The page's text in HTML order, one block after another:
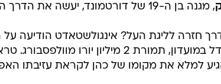
, מגנה בן ה-19 של דורטמונד, יעשה את הדרך ההפוכה בהשאלה לשנתיים.
חזרה לליגת העל? אינגולשטאדט הודיעה
, שגדל במועדון, תמורת 2 מיליון יורו
למלא את מקומו של כהן לקראת עזיבתו